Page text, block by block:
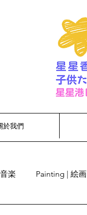
於我們
楽 Painting | 絵画